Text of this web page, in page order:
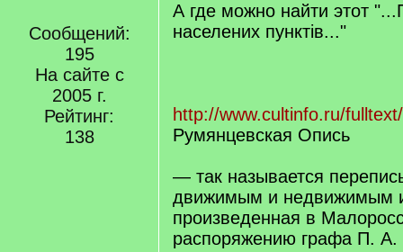
Сообщений:
195
На сайте с
2005 г.
Рейтинг:
138
А где можно найти этот
населених пунктiв..."
http://www.cultinfo.ru/
Румянцевская Опись
— так называется
движимым и недвижимым
произведенная в
распоряжению графа П. А.